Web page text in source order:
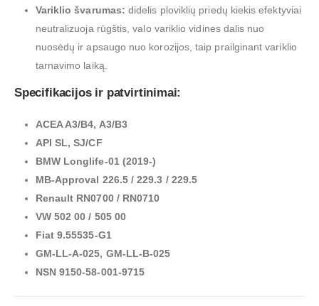
Variklio švarumas: didelis ploviklių priedų kiekis efektyviai
neutralizuoja rūgštis, valo variklio vidines dalis nuo
nuosėdų ir apsaugo nuo korozijos, taip prailginant variklio
tarnavimo laiką.
Specifikacijos ir patvirtinimai:
ACEA A3/B4, A3/B3
API SL, SJ/CF
BMW Longlife-01 (2019-)
MB-Approval 226.5 / 229.3 / 229.5
Renault RN0700 / RN0710
VW 502 00 / 505 00
Fiat 9.55535-G1
GM-LL-A-025, GM-LL-B-025
NSN 9150-58-001-9715